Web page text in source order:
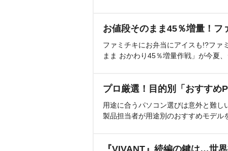
お値段そのまま45％増量！フ
ファミチキにお弁当にアイスも!?ファ
まま おかわり45％増量作戦」が今夏
プロ厳選！目的別「おすすめ
用途に合うパソコン選びは意外と難
製品担当者が用途別のおすすめモデル
『VIVANT』続編の鍵は…世